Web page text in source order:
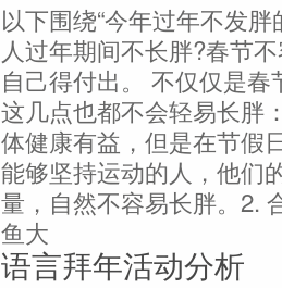
以下围绕“今年过年不发
人过年期间不长胖?春节
自己得付出。 不仅仅是
这几点也都不会轻易长胖
体健康有益，但是在节假
能够坚持运动的人，他们
量，自然不容易长胖。2.
鱼大
语言拜年活动分析